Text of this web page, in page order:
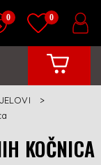
0 0
KOČNICA